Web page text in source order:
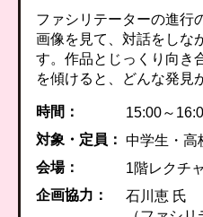
ファシリテーターの進行
画像を見て、対話をしな
す。作品とじっくり向き
を傾けると、どんな発見
時間：
15:00～
対象・定員： 中学生・
会場：
1階レクチ
企画協力：
石川恵 氏